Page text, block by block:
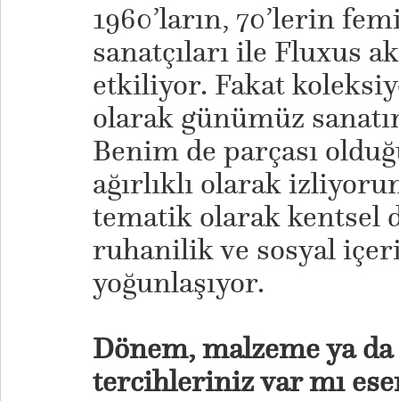
1960’ların, 70’lerin
sanatçıları ile Fluxus
etkiliyor. Fakat
olarak günümüz
Benim de parçası
ağırlıklı olarak
tematik olarak kentsel
ruhanilik ve sosyal
yoğunlaşıyor.
Dönem, malzeme ya
tercihleriniz var mı